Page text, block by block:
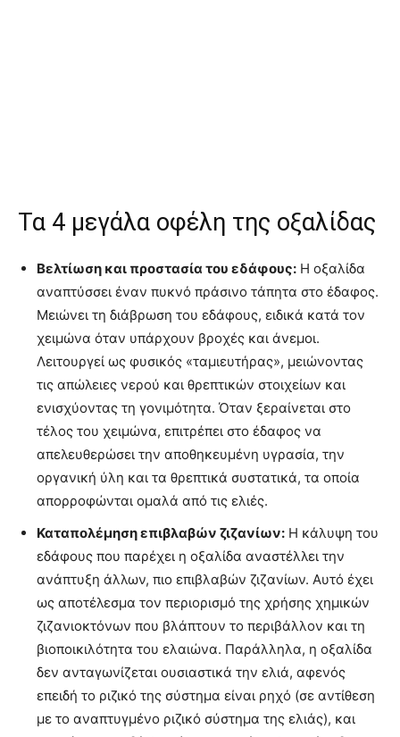
Τα 4 μεγάλα οφέλη της οξαλίδας
Βελτίωση και προστασία του εδάφους: Η οξαλίδα
αναπτύσσει έναν πυκνό πράσινο τάπητα στο έδαφος.
Μειώνει τη διάβρωση του εδάφους, ειδικά κατά τον
χειμώνα όταν υπάρχουν βροχές και άνεμοι.
Λειτουργεί ως φυσικός «ταμιευτήρας», μειώνοντας
τις απώλειες νερού και θρεπτικών στοιχείων και
ενισχύοντας τη γονιμότητα. Όταν ξεραίνεται στο
τέλος του χειμώνα, επιτρέπει στο έδαφος να
απελευθερώσει την αποθηκευμένη υγρασία, την
οργανική ύλη και τα θρεπτικά συστατικά, τα οποία
απορροφώνται ομαλά από τις ελιές.
Καταπολέμηση επιβλαβών ζιζανίων: Η κάλυψη του
εδάφους που παρέχει η οξαλίδα αναστέλλει την
ανάπτυξη άλλων, πιο επιβλαβών ζιζανίων. Αυτό έχει
ως αποτέλεσμα τον περιορισμό της χρήσης χημικών
ζιζανιοκτόνων που βλάπτουν το περιβάλλον και τη
βιοποικιλότητα του ελαιώνα. Παράλληλα, η οξαλίδα
δεν ανταγωνίζεται ουσιαστικά την ελιά, αφενός
επειδή το ριζικό της σύστημα είναι ρηχό (σε αντίθεση
με το αναπτυγμένο ριζικό σύστημα της ελιάς), και